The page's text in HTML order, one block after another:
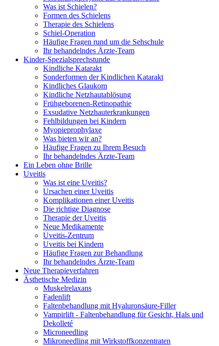
Was ist Schielen?
Formen des Schielens
Therapie des Schielens
Schiel-Operation
Häufige Fragen rund um die Sehschule
Ihr behandelndes Ärzte-Team
Kinder-Spezialsprechstunde
Kindliche Katarakt
Sonderformen der Kindlichen Katarakt
Kindliches Glaukom
Kindliche Netzhautablösung
Frühgeborenen-Retinopathie
Exsudative Netzhauterkrankungen
Fehlbildungen bei Kindern
Myopieprophylaxe
Was bieten wir an?
Häufige Fragen zu Ihrem Besuch
Ihr behandelndes Ärzte-Team
Ein Leben ohne Brille
Uveitis
Was ist eine Uveitis?
Ursachen einer Uveitis
Komplikationen einer Uveitis
Die richtige Diagnose
Therapie der Uveitis
Neue Medikamente
Uveitis-Zentrum
Uveitis bei Kindern
Häufige Fragen zur Behandlung
Ihr behandelndes Ärzte-Team
Neue Therapieverfahren
Ästhetische Medizin
Muskelrelaxans
Fadenlift
Faltenbehandlung mit Hyaluronsäure-Filler
Vampirlift - Faltenbehandlung für Gesicht, Hals und
Dekolleté
Microneedling
Mikroneedling mit Wirkstoffkonzentraten